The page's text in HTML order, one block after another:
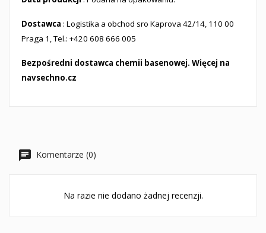
Dostawca : Logistika a obchod sro Kaprova 42/14, 110 00
Praga 1, Tel.: +420 608 666 005
Bezpośredni dostawca chemii basenowej. Więcej na
navsechno.cz
Komentarze (0)
Na razie nie dodano żadnej recenzji.